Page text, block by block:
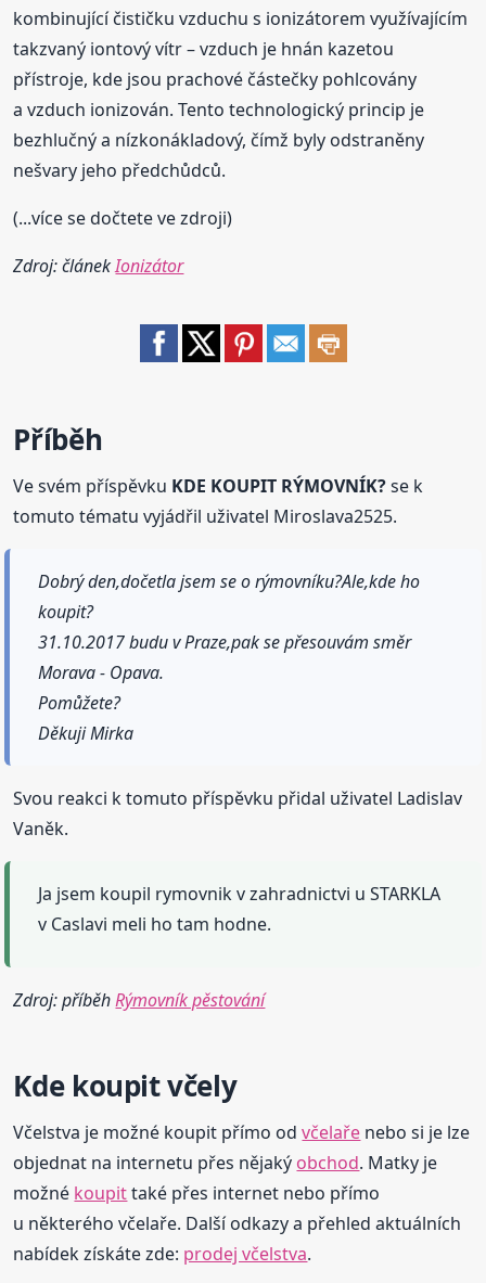
kombinující čističku vzduchu s ionizátorem využívajícím
takzvaný iontový vítr – vzduch je hnán kazetou
přístroje, kde jsou prachové částečky pohlcovány
a vzduch ionizován. Tento technologický princip je
bezhlučný a nízkonákladový, čímž byly odstraněny
nešvary jeho předchůdců.
(...více se dočtete ve zdroji)
Zdroj: článekIonizátor
Příběh
Ve svém příspěvku KDE KOUPIT RÝMOVNÍK?se k
tomuto tématu vyjádřil uživatel Miroslava2525.
Dobrý den,dočetla jsem se o rýmovníku?Ale,kde ho
koupit?
31.10.2017 budu v Praze,pak se přesouvám směr
Morava - Opava.
Pomůžete?
Děkuji Mirka
Svou reakci k tomuto příspěvku přidal uživatel Ladislav
Vaněk.
Ja jsem koupil rymovnik v zahradnictvi u STARKLA
v Caslavi meli ho tam hodne.
Zdroj: příběhRýmovník pěstování
Kde koupitvčely
Včelstva je možné koupit přímo odvčelaře nebo si je lze
objednat na internetu přes nějaký obchod. Matky je
možné koupittaké přes internet nebo přímo
u některého včelaře. Další odkazy a přehled aktuálních
nabídek získáte zde: prodej včelstva.